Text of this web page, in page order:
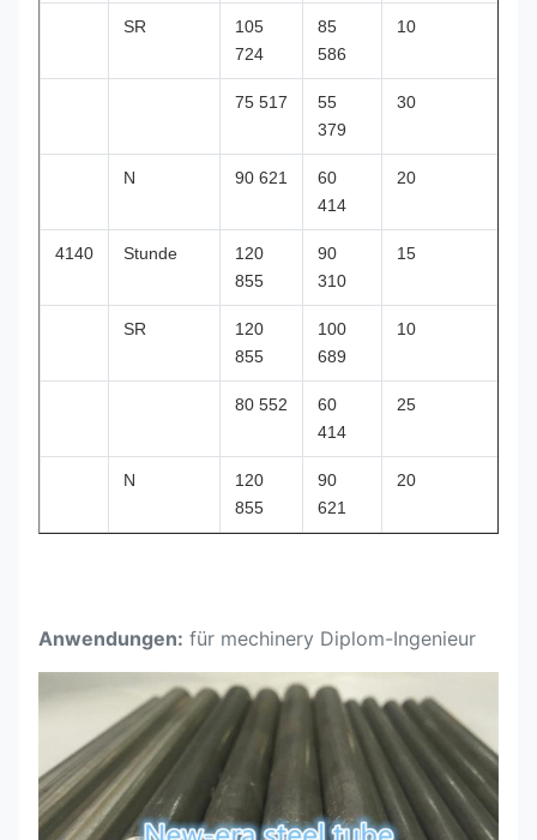
SR
105
724
85
586
10
75 517
55
379
30
N 90 621
60
414
20
4140 Stunde
120
855
90
310
15
SR
120
855
100
689
10
80 552
60
414
25
N
120
855
90
621
20
Anwendungen: für mechinery Diplom-Ingenieur